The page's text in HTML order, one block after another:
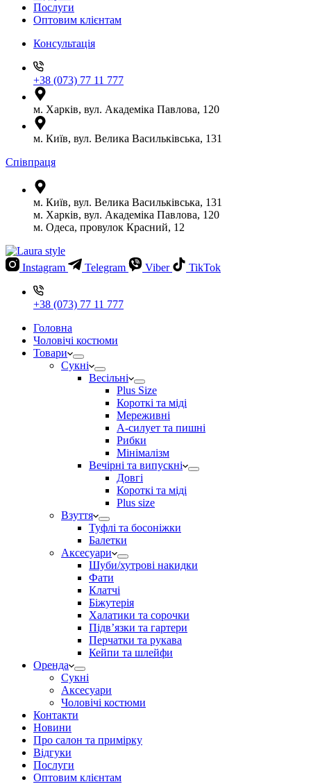
Послуги
Оптовим клієнтам
Консультація
+38 (073) 77 11 777
м. Харків, вул. Академіка Павлова, 120
м. Київ, вул. Велика Васильківська, 131
Співпраця
м. Київ, вул. Велика Васильківська, 131
м. Харків, вул. Академіка Павлова, 120
м. Одеса, провулок Красний, 12
Instagram Telegram Viber TikTok
+38 (073) 77 11 777
Головна
Чоловічі костюми
Товари
Сукні
Весільні
Plus Size
Короткі та міді
Мереживні
А-силует та пишні
Рибки
Мінімалізм
Вечірні та випускні
Довгі
Короткі та міді
Plus size
Взуття
Туфлі та босоніжки
Балетки
Аксесуари
Шуби/хутрові накидки
Фати
Клатчі
Біжутерія
Халатики та сорочки
Підвʼязки та гартери
Перчатки та рукава
Кейпи та шлейфи
Оренда
Сукні
Аксесуари
Чоловічі костюми
Контакти
Новини
Про салон та примірку
Відгуки
Послуги
Оптовим клієнтам